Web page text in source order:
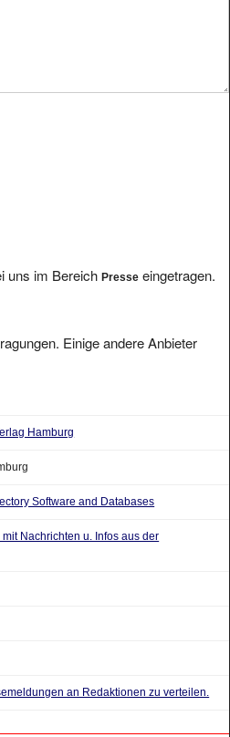
uns im Bereich Presse eingetragen.
Einige andere Anbieter
Hamburg
Software and Databases
Nachrichten u. Infos aus der
an Redaktionen zu verteilen.